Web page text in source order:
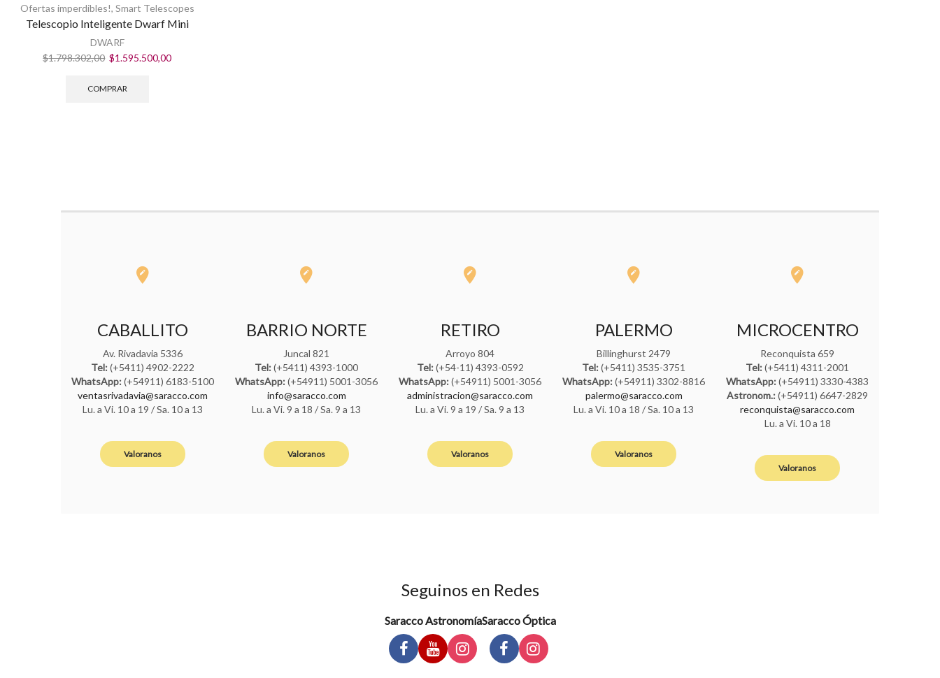
Ofertas imperdibles!, Smart Telescopes
Telescopio Inteligente Dwarf Mini
DWARF
$1.798.302,00 El
original
$1.595.500,00El
COMPRAR
CABALLITO
Av. Rivadavia 5336
Tel:(+5411) 4902-2222
WhatsApp:(+54911) 6183-5100
ventasrivadavia@saracco.com
Lu. a Vi. 10 a 19 / Sa. 10 a 13
Valoranos
BARRIO NORTE
Juncal 821
Tel:(+5411) 4393-1000
WhatsApp:(+54911) 5001-3056
info@saracco.com
Lu. a Vi. 9 a 18 / Sa. 9 a 13
Valoranos
RETIRO
Arroyo 804
Tel:(+54-11) 4393-0592
WhatsApp:(+54911) 5001-3056
administracion@saracco.com
Lu. a Vi. 9 a 19 / Sa. 9 a 13
Valoranos
PALERMO
Billinghurst 2479
Tel:(+5411) 3535-3751
WhatsApp:(+54911) 3302-8816
palermo@saracco.com
Lu. a Vi. 10 a 18 / Sa. 10 a 13
Valoranos
MICROCENTRO
Reconquista 659
Tel:(+5411) 4311-2001
WhatsApp:(+54911) 3330-4383
Astronom.:(+54911) 6647-2829
reconquista@saracco.com
Lu. a Vi. 10 a 18
Valoranos
Seguinos en Redes
Saracco AstronomíaSaracco Óptica